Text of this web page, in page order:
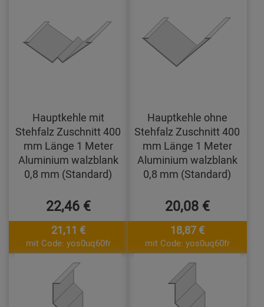
Hauptkehle mit
Stehfalz Zuschnitt 400
mm Länge 1 Meter
Aluminium walzblank
0,8 mm (Standard)
22,46 €
21,11 €
mit Code: yos0uq60fr
Hauptkehle ohne
Stehfalz Zuschnitt 400
mm Länge 1 Meter
Aluminium walzblank
0,8 mm (Standard)
20,08 €
18,87 €
mit Code: yos0uq60fr